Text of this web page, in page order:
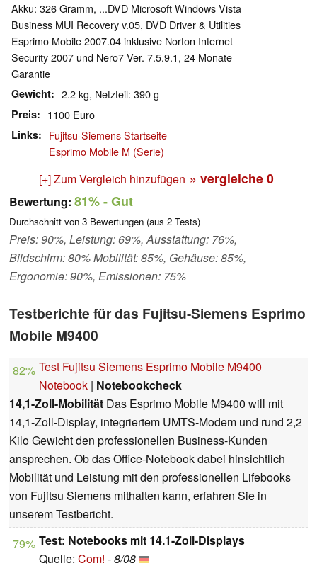
Akku: 326 Gramm, ...DVD Microsoft Windows Vista
Business MUI Recovery v.05, DVD Driver & Utilities
Esprimo Mobile 2007.04 inklusive Norton Internet
Security 2007 und Nero7 Ver. 7.5.9.1, 24 Monate
Garantie
Gewicht 2.2 kg, Netzteil: 390 g
Preis 1100 Euro
Links
Fujitsu-Siemens Startseite
Esprimo Mobile M (Serie)
[+] Zum Vergleich hinzufügen » vergleiche 0
Bewertung: 81%- Gut
Durchschnitt von 3 Bewertungen (aus 2 Tests)
Preis: 90%, Leistung: 69%, Ausstattung: 76%,
Bildschirm: 80% Mobilität: 85%, Gehäuse: 85%,
Ergonomie: 90%, Emissionen: 75%
Testberichte für das Fujitsu-Siemens Esprimo
Mobile M9400
82% Test Fujitsu Siemens Esprimo Mobile M9400
Notebook | Notebookcheck
14,1-Zoll-Mobilität Das Esprimo Mobile M9400 will mit
14,1-Zoll-Display, integriertem UMTS-Modem und rund 2,2
Kilo Gewicht den professionellen Business-Kunden
ansprechen. Ob das Office-Notebook dabei hinsichtlich
Mobilität und Leistung mit den professionellen Lifebooks
von Fujitsu Siemens mithalten kann, erfahren Sie in
unserem Testbericht.
79% Test: Notebooks mit 14.1-Zoll-Displays
Quelle: Com! -8/08